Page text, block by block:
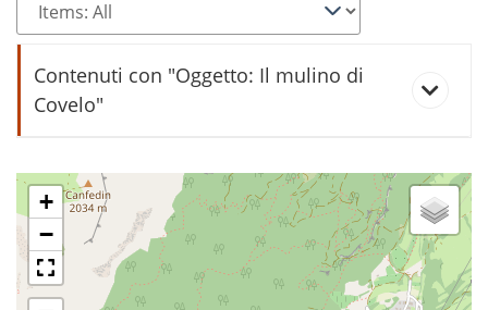
Contenuti con "Oggetto: Il mulino di
Covelo"
I mulini di Covelo sulla mappa del
1860
Panoramica di Covelo con veduta
della Paganella
+
−